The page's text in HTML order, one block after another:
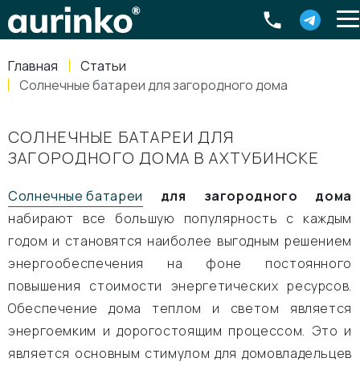
Главная
Статьи
Солнечные батареи для загородного дома
СОЛНЕЧНЫЕ БАТАРЕИ ДЛЯ
ЗАГОРОДНОГО ДОМА В АХТУБИНСКЕ
Солнечные батареи для загородного дома
набирают все большую популярность с каждым
годом и становятся наиболее выгодным решением
энергообеспечения на фоне постоянного
повышения стоимости энергетических ресурсов.
Обеспечение дома теплом и светом является
энергоемким и дорогостоящим процессом. Это и
является основным стимулом для домовладельцев
Россия, Свердловская область Екатеринбург ,
8-800-770-79-40